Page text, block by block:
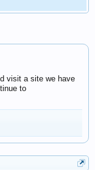
visit a site we have
to